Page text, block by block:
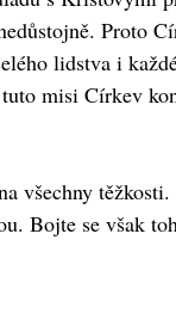
Proto
lidstva i
misi Církev
všechny
Bojte se však